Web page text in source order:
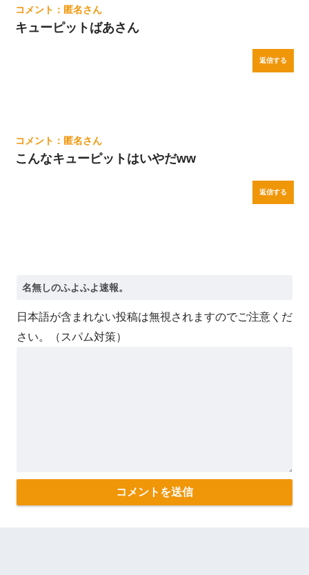
匿名
キューピットばあさん
返信する
匿名
こんなキューピットはいやだww
返信する
日本語が含まれない投稿は無視されますのでご注意くだ
さい。（スパム対策）